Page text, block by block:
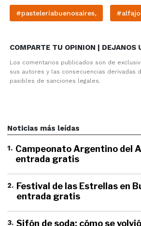
#pasteleríabuenosaires,
COMPARTE TU OPINION | DEJANOS
Los comentarios publicados son de
sus autores y las consecuencias derivadas
pasibles de sanciones legales.
Noticias más leídas
1. Campeonato Argentino del
entrada gratis
2. Festival de las Estrellas en
entrada gratis
3. Sifón de soda: cómo se